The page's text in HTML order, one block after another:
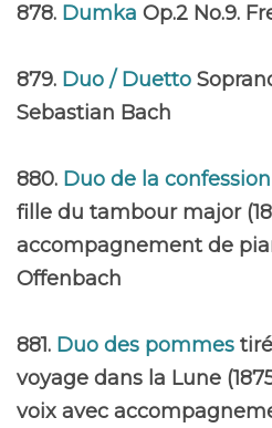
878. Dumka Op.2 No.9.
879. Duo / Duetto
Sebastian Bach
880. Duo de la confession
fille du tambour major
accompagnement de
Offenbach
881. Duo des pommes
voyage dans la Lune
voix avec